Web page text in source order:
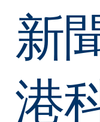
新
港